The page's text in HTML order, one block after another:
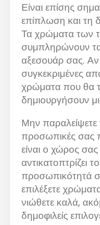
Είναι επίσης
επίπλωση και τη
Τα χρώματα των
συμπληρώνουν
αξεσουάρ σας. Αν
συγκεκριμένες
χρώματα που θα
δημιουργήσουν
Μην παραλείψετε
προσωπικές σας
είναι ο χώρος
αντικατοπτρίζει
προσωπικότητά
επιλέξετε
νιώθετε καλά,
δημοφιλείς